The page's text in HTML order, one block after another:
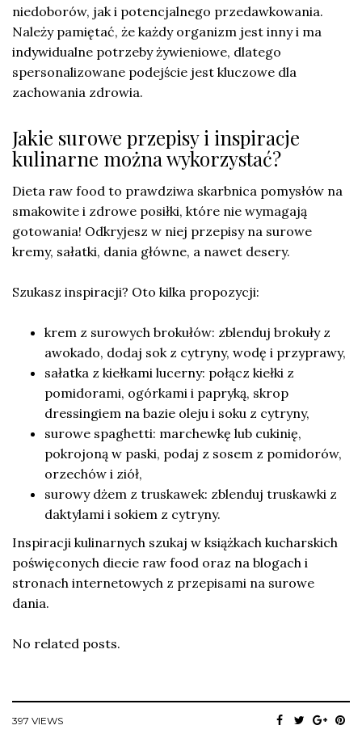
niedoborów, jak i potencjalnego przedawkowania.
Należy pamiętać, że każdy organizm jest inny i ma
indywidualne potrzeby żywieniowe, dlatego
spersonalizowane podejście jest kluczowe dla
zachowania zdrowia.
Jakie surowe przepisy i inspiracje
kulinarne można wykorzystać?
Dieta raw food to prawdziwa skarbnica pomysłów na
smakowite i zdrowe posiłki, które nie wymagają
gotowania! Odkryjesz w niej przepisy na surowe
kremy, sałatki, dania główne, a nawet desery.
Szukasz inspiracji? Oto kilka propozycji:
krem z surowych brokułów: zblenduj brokuły z
awokado, dodaj sok z cytryny, wodę i przyprawy,
sałatka z kiełkami lucerny: połącz kiełki z
pomidorami, ogórkami i papryką, skrop
dressingiem na bazie oleju i soku z cytryny,
surowe spaghetti: marchewkę lub cukinię,
pokrojoną w paski, podaj z sosem z pomidorów,
orzechów i ziół,
surowy dżem z truskawek: zblenduj truskawki z
daktylami i sokiem z cytryny.
Inspiracji kulinarnych szukaj w książkach kucharskich
poświęconych diecie raw food oraz na blogach i
stronach internetowych z przepisami na surowe
dania.
No related posts.
397 VIEWS